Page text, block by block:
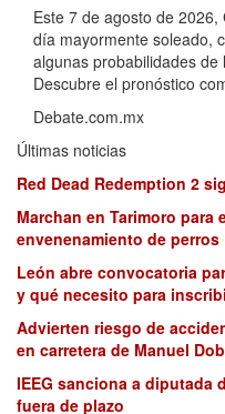
Este 7 de agosto de
día mayormente soleado,
algunas probabilidades
Descubre el pronóstico
Debate.com.mx
Últimas noticias
Red Dead Redemption 2
Marchan en Tarimoro
envenenamiento de perros
León abre convocatoria
y qué necesito para
Advierten riesgo de
en carretera de Manuel
IEEG sanciona a diputada
fuera de plazo